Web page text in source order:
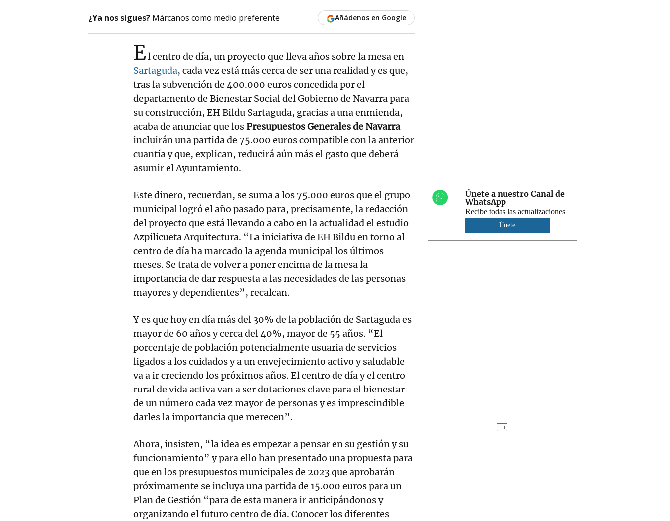
¿Ya nos sigues? Márcanos como medio preferente Añádenos en Google
El centro de día, un proyecto que lleva años sobre la mesa en
Sartaguda, cada vez está más cerca de ser una realidad y es que,
tras la subvención de 400.000 euros concedida por el
departamento de Bienestar Social del Gobierno de Navarra para
su construcción, EH Bildu Sartaguda, gracias a una enmienda,
acaba de anunciar que losPresupuestos Generales de Navarra
incluirán una partida de 75.000 euros compatible con la anterior
cuantía y que, explican, reducirá aún más el gasto que deberá
asumir el Ayuntamiento.
Este dinero, recuerdan, se suma a los 75.000 euros que el grupo
municipal logró el año pasado para, precisamente, la redacción
del proyecto que está llevando a cabo en la actualidad el estudio
Azpilicueta Arquitectura. “La iniciativa de EH Bildu en torno al
centro de día ha marcado la agenda municipal los últimos
meses. Se trata de volver a poner encima de la mesa la
importancia de dar respuesta a las necesidades de las personas
mayores y dependientes”, recalcan.
Y es que hoy en día más del 30% de la población de Sartaguda es
mayor de 60 años y cerca del 40%, mayor de 55 años. “El
porcentaje de población potencialmente usuaria de servicios
ligados a los cuidados y a un envejecimiento activo y saludable
va a ir creciendo los próximos años. El centro de día y el centro
rural de vida activa van a ser dotaciones clave para el bienestar
de un número cada vez mayor de personas y es imprescindible
darles la importancia que merecen”.
Ahora, insisten, “la idea es empezar a pensar en su gestión y su
funcionamiento” y para ello han presentado una propuesta para
que en los presupuestos municipales de 2023 que aprobarán
próximamente se incluya una partida de 15.000 euros para un
Plan de Gestión “para de esta manera ir anticipándonos y
organizando el futuro centro de día. Conocer los diferentes
Únete a nuestro Canal de
WhatsApp
Recibe todas las actualizaciones
Únete